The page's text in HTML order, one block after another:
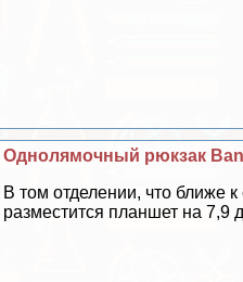
Однолямочный рюкзак
В том отделении, что ближе к
разместится планшет на 7,9